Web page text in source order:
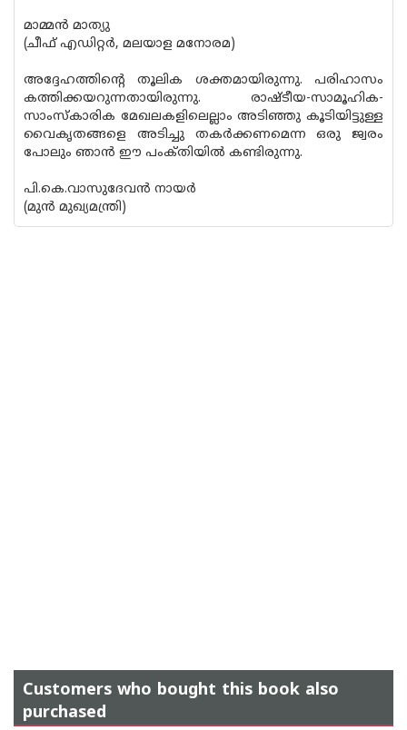
മാമ്മൻ മാത്യു
(ചീഫ് എഡിറ്റർ, മലയാള മനോരമ)
അദ്ദേഹത്തിന്റെ തൂലിക ശക്തമായിരുന്നു. പരിഹാസം
കത്തിക്കയറുന്നതായിരുന്നു. രാഷ്ടീയ-സാമൂഹിക-
സാംസ്കാരിക മേഖലകളിലെല്ലാം അടിഞ്ഞു കൂടിയിട്ടുള്ള
വൈകൃതങ്ങളെ അടിച്ചു തകർക്കണമെന്ന ഒരു ജ്വരം
പോലും ഞാൻ ഈ പംക്‌തിയിൽ കണ്ടിരുന്നു.
പി.കെ.വാസുദേവൻ നായർ
(മുൻ മുഖ്യമന്ത്രി)
Customers who bought this book also
purchased